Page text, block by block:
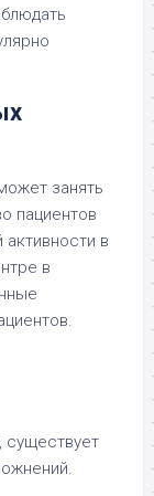
занять
пациентов
в
в
существует